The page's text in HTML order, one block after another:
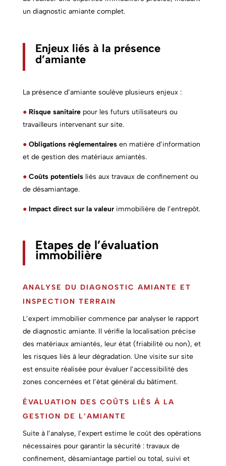
un diagnostic amiante complet.
Enjeux liés à la présence
d’amiante
La présence d’amiante soulève plusieurs enjeux :
● Risque sanitairepour les futurs utilisateurs ou
travailleurs intervenant sur site.
● Obligations réglementairesen matière d’information
et de gestion des matériaux amiantés.
● Coûts potentielsliés aux travaux de confinement ou
de désamiantage.
● Impact direct sur la valeurimmobilière de l’entrepôt.
Etapes de l’évaluation
immobilière
ANALYSE DU DIAGNOSTIC AMIANTE ET
INSPECTION TERRAIN
L’expert immobilier commence par analyser le rapport
de diagnostic amiante. Il vérifie la localisation précise
des matériaux amiantés, leur état (friabilité ou non), et
les risques liés à leur dégradation. Une visite sur site
est ensuite réalisée pour évaluer l’accessibilité des
zones concernées et l’état général du bâtiment.
ÉVALUATION DES COÛTS LIÉS À LA
GESTION DE L’AMIANTE
Suite à l’analyse, l’expert estime le coût des opérations
nécessaires pour garantir la sécurité : travaux de
confinement, désamiantage partiel ou total, suivi et